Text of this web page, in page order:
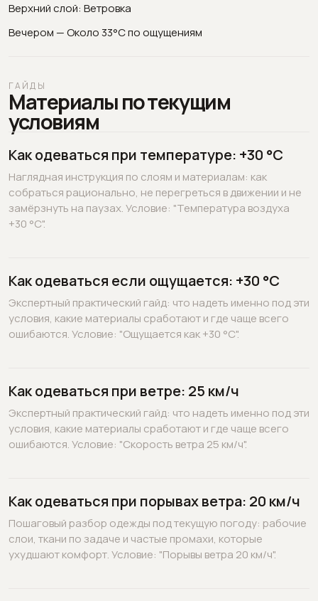
Верхний слой: Ветровка
Вечером — Около 33°C по ощущениям
ГАЙДЫ
Материалы по текущим
условиям
Как одеваться при температуре: +30 °C
Наглядная инструкция по слоям и материалам: как
собраться рационально, не перегреться в движении и не
замёрзнуть на паузах. Условие: "Температура воздуха
+30 °C".
Как одеваться если ощущается: +30 °C
Экспертный практический гайд: что надеть именно под эти
условия, какие материалы сработают и где чаще всего
ошибаются. Условие: "Ощущается как +30 °C".
Как одеваться при ветре: 25 км/ч
Экспертный практический гайд: что надеть именно под эти
условия, какие материалы сработают и где чаще всего
ошибаются. Условие: "Скорость ветра 25 км/ч".
Как одеваться при порывах ветра: 20 км/ч
Пошаговый разбор одежды под текущую погоду: рабочие
слои, ткани по задаче и частые промахи, которые
ухудшают комфорт. Условие: "Порывы ветра 20 км/ч".